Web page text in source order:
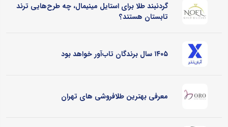
گردنبند طلا برای استایل مینیمال، چه طرح‌هایی ترند
تابستان هستند؟
۱۴۰۵ سال برندگان تاب‌آور خواهد بود
معرفی بهترین طلافروشی های تهران